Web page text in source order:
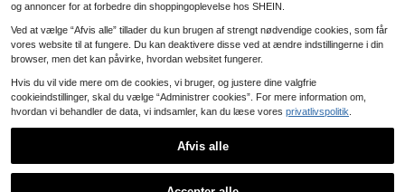
1
og annoncer for at forbedre din shoppingoplevelse hos SHEIN.
Ved at vælge “Afvis alle” tillader du kun brugen af strengt nødvendige cookies, som får
vores website til at fungere. Du kan deaktivere disse ved at ændre indstillingerne i din
browser, men det kan påvirke, hvordan websitet fungerer.
Hvis du vil vide mere om de cookies, vi bruger, og justere dine valgfrie
cookieindstillinger, skal du vælge “Administrer cookies”. For mere information om,
hvordan vi behandler de data, vi indsamler, kan du læse vores privatlivspolitik
Afvis alle